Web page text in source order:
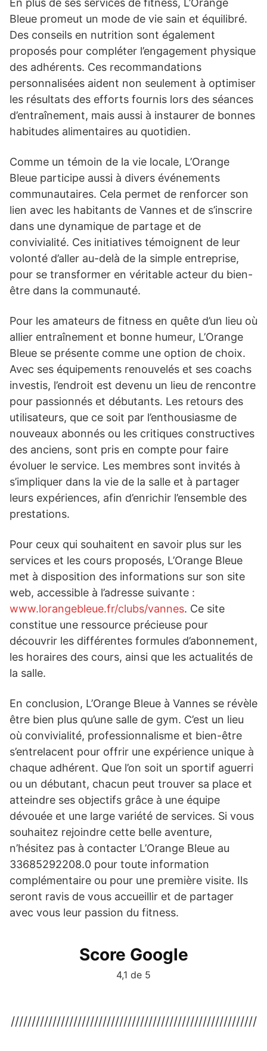
En plus de ses services de fitness, L’Orange
Bleue promeut un mode de vie sain et équilibré.
Des conseils en nutrition sont également
proposés pour compléter l’engagement physique
des adhérents. Ces recommandations
personnalisées aident non seulement à optimiser
les résultats des efforts fournis lors des séances
d’entraînement, mais aussi à instaurer de bonnes
habitudes alimentaires au quotidien.
Comme un témoin de la vie locale, L’Orange
Bleue participe aussi à divers événements
communautaires. Cela permet de renforcer son
lien avec les habitants de Vannes et de s’inscrire
dans une dynamique de partage et de
convivialité. Ces initiatives témoignent de leur
volonté d’aller au-delà de la simple entreprise,
pour se transformer en véritable acteur du bien-
être dans la communauté.
Pour les amateurs de fitness en quête d’un lieu où
allier entraînement et bonne humeur, L’Orange
Bleue se présente comme une option de choix.
Avec ses équipements renouvelés et ses coachs
investis, l’endroit est devenu un lieu de rencontre
pour passionnés et débutants. Les retours des
utilisateurs, que ce soit par l’enthousiasme de
nouveaux abonnés ou les critiques constructives
des anciens, sont pris en compte pour faire
évoluer le service. Les membres sont invités à
s’impliquer dans la vie de la salle et à partager
leurs expériences, afin d’enrichir l’ensemble des
prestations.
Pour ceux qui souhaitent en savoir plus sur les
services et les cours proposés, L’Orange Bleue
met à disposition des informations sur son site
web, accessible à l’adresse suivante :
www.lorangebleue.fr/clubs/vannes. Ce site
constitue une ressource précieuse pour
découvrir les différentes formules d’abonnement,
les horaires des cours, ainsi que les actualités de
la salle.
En conclusion, L’Orange Bleue à Vannes se révèle
être bien plus qu’une salle de gym. C’est un lieu
où convivialité, professionnalisme et bien-être
s’entrelacent pour offrir une expérience unique à
chaque adhérent. Que l’on soit un sportif aguerri
ou un débutant, chacun peut trouver sa place et
atteindre ses objectifs grâce à une équipe
dévouée et une large variété de services. Si vous
souhaitez rejoindre cette belle aventure,
n’hésitez pas à contacter L’Orange Bleue au
33685292208.0 pour toute information
complémentaire ou pour une première visite. Ils
seront ravis de vous accueillir et de partager
avec vous leur passion du fitness.
Score Google
4,1 de 5
///////////////////////////////////////////////////////////